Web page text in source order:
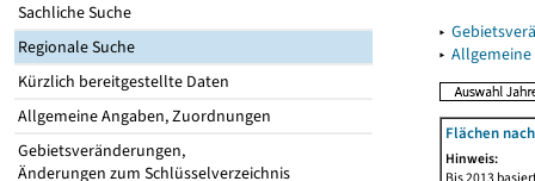
Sachliche Suche
Regionale Suche
Kürzlich bereitgestellte Daten
Allgemeine Angaben, Zuordnungen
Gebietsveränderungen,
Änderungen zum Schlüsselverzeichnis
▸
▸
Flächen
Hinweis: